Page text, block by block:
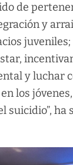
de
y
y luchar
los
suicidio”, ha